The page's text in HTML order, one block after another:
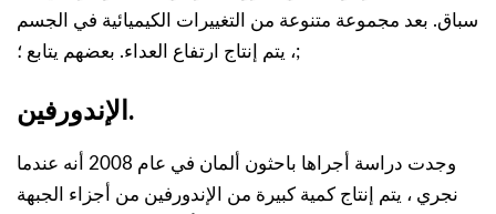
سباق. بعد مجموعة متنوعة من التغييرات الكيميائية في الجسم
، يتم إنتاج ارتفاع العداء. بعضهم يتابع ؛;
الإندورفين.
وجدت دراسة أجراها باحثون ألمان في عام 2008 أنه عندما
نجري ، يتم إنتاج كمية كبيرة من الإندورفين من أجزاء الجبهة